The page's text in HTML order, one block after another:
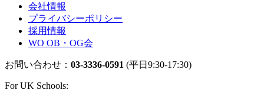
会社情報
プライバシーポリシー
採用情報
WO OB・OG会
お問い合わせ： 03-3336-0591 (平日9:30-17:30)
For UK Schools: